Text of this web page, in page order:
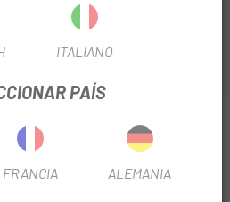
MAURTEN TRY OUT BOX
DEL PRODUCTO
ITALIANO
PAÍS
FRANCIA ALEMANIA